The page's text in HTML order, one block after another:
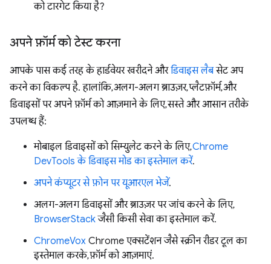
को टारगेट किया है?
अपने फ़ॉर्म को टेस्ट करना
आपके पास कई तरह के हार्डवेयर खरीदने औरडिवाइस लैबसेट अप
करने का विकल्प है. हालांकि, अलग-अलग ब्राउज़र, प्लैटफ़ॉर्म, और
डिवाइसों पर अपने फ़ॉर्म को आज़माने के लिए, सस्ते और आसान तरीके
उपलब्ध हैं:
मोबाइल डिवाइसों को सिम्युलेट करने के लिए,Chrome
DevTools के डिवाइस मोड का इस्तेमाल करें.
अपने कंप्यूटर से फ़ोन पर यूआरएल भेजें.
अलग-अलग डिवाइसों और ब्राउज़र पर जांच करने के लिए,
BrowserStackजैसी किसी सेवा का इस्तेमाल करें.
ChromeVox Chrome एक्सटेंशन जैसे स्क्रीन रीडर टूल का
इस्तेमाल करके, फ़ॉर्म को आज़माएं.